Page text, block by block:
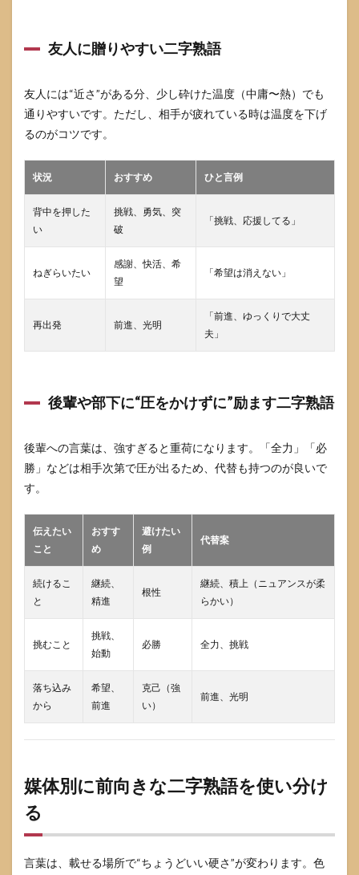
友人に贈りやすい二字熟語
友人には“近さ”がある分、少し砕けた温度（中庸〜熱）でも
通りやすいです。ただし、相手が疲れている時は温度を下げ
るのがコツです。
状況 おすすめ ひと言例
背中を押した
い
挑戦、勇気、突
破
「挑戦、応援してる」
ねぎらいたい
感謝、快活、希
望
「希望は消えない」
再出発 前進、光明
「前進、ゆっくりで大丈
夫」
後輩や部下に“圧をかけずに”励ます二字熟語
後輩への言葉は、強すぎると重荷になります。「全力」「必
勝」などは相手次第で圧が出るため、代替も持つのが良いで
す。
伝えたい
こと
おすす
め
避けたい
例
代替案
続けるこ
と
継続、
精進
根性
継続、積上（ニュアンスが柔
らかい）
挑むこと
挑戦、
始動
必勝 全力、挑戦
落ち込み
から
希望、
前進
克己（強
い）
前進、光明
媒体別に前向きな二字熟語を使い分け
る
言葉は、載せる場所で“ちょうどいい硬さ”が変わります。色